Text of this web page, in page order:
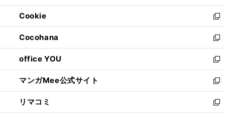
開
く
ウ
で
開
く
ン
ド
ウ
で
開
く
ウ
ィ
ン
ド
ウ
で
開
く
Cookie
新
し
い
ウ
ィ
ン
ド
ウ
で
開
Cocohana
新
し
い
ウ
ィ
ン
ド
ウ
office YOU
新
し
い
ウ
ィ
マンガMee公式サイト
新
し
い
リマコミ
新